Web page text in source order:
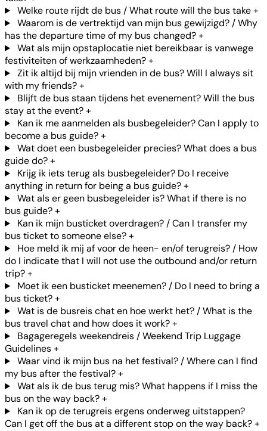
Welke route rijdt de bus / What route will the bus take+
Waarom is de vertrektijd van mijn bus gewijzigd? / Why
has the departure time of my bus changed?+
Wat als mijn opstaplocatie niet bereikbaar is vanwege
festiviteiten of werkzaamheden?+
Zit ik altijd bij mijn vrienden in de bus? Will I always sit
with my friends?+
Blijft de bus staan tijdens het evenement? Will the bus
stay at the event?+
Kan ik me aanmelden als busbegeleider? Can I apply to
become a bus guide?+
Wat doet een busbegeleider precies? What does a bus
guide do?+
Krijg ik iets terug als busbegeleider? Do I receive
anything in return for being a bus guide?+
Wat als er geen busbegeleider is? What if there is no
bus guide?+
Kan ik mijn busticket overdragen? / Can I transfer my
bus ticket to someone else?+
Hoe meld ik mij af voor de heen- en/of terugreis? / How
do I indicate that I will not use the outbound and/or return
trip?+
Moet ik een busticket meenemen? / Do I need to bring a
bus ticket?+
Wat is de busreis chat en hoe werkt het? / What is the
bus travel chat and how does it work?+
Bagageregels weekendreis / Weekend Trip Luggage
Guidelines+
Waar vind ik mijn bus na het festival? / Where can I find
my bus after the festival?+
Wat als ik de bus terug mis? What happens if I miss the
bus on the way back?+
Kan ik op de terugreis ergens onderweg uitstappen?
Can I get off the bus at a different stop on the way back?+